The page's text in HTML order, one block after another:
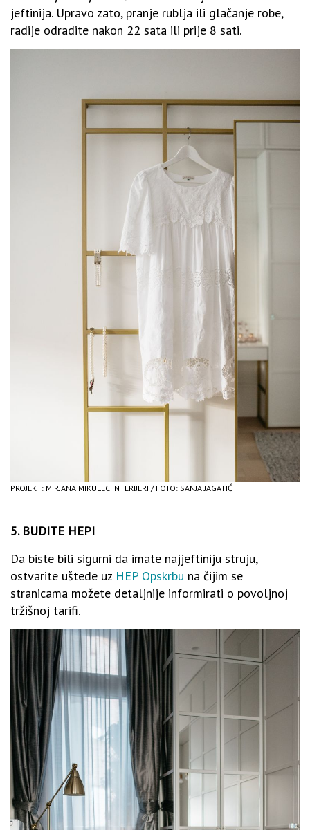
jeftinija. Upravo zato, pranje rublja ili glačanje robe,
radije odradite nakon 22 sata ili prije 8 sati.
PROJEKT: MIRJANA MIKULEC INTERIJERI / FOTO: SANJA JAGATIĆ
5. BUDITE HEPI
Da biste bili sigurni da imate najjeftiniju struju,
ostvarite uštede uz HEP Opskrbu na čijim se
stranicama možete detaljnije informirati o povoljnoj
tržišnoj tarifi.